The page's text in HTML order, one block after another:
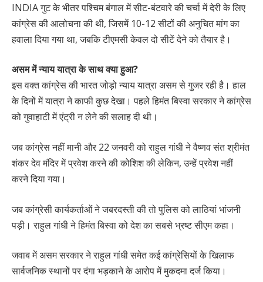
INDIA गुट के भीतर पश्चिम बंगाल में सीट-बंटवारे की चर्चा में देरी के लिए
कांग्रेस की आलोचना की थी, जिसमें 10-12 सीटों की अनुचित मांग का
हवाला दिया गया था, जबकि टीएमसी केवल दो सीटें देने को तैयार है।
असम में न्याय यात्रा के साथ क्या हुआ?
इस वक्त कांग्रेस की भारत जोड़ो न्याय यात्रा असम से गुजर रही है। हाल
के दिनों में यात्रा ने काफी कुछ देखा। पहले हिमंत बिस्वा सरकार ने कांग्रेस
को गुवाहाटी में एंट्री न लेने की सलाह दी थी।
जब कांग्रेस नहीं मानी और 22 जनवरी को राहुल गांधी ने वैष्णव संत श्रीमंत
शंकर देव मंदिर में प्रवेश करने की कोशिश की लेकिन, उन्हें प्रवेश नहीं
करने दिया गया।
जब कांग्रेसी कार्यकर्ताओं ने जबरदस्ती की तो पुलिस को लाठियां भांजनी
पड़ी। राहुल गांधी ने हिमंत बिस्वा को देश का सबसे भ्रष्ट सीएम कहा।
जवाब में असम सरकार ने राहुल गांधी समेत कई कांग्रेसियों के खिलाफ
सार्वजनिक स्थानों पर दंगा भड़काने के आरोप में मुकदमा दर्ज किया।